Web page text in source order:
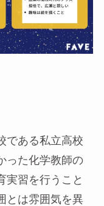
である私立高校
った化学教師の
実習を行うこと
とは雰囲気を異